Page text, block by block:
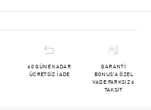
60 GÜNE KADAR
ÜCRETSİZ İADE
GARANTİ
BONUS'A ÖZEL
VADE FARKSIZ 6
TAKSİT